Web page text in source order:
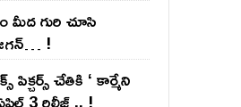
మీద గురి చూసి
!
పిక్చర్స్ చేతికి ‘ కార్మేని